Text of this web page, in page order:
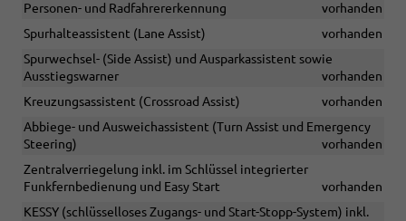
Personen- und Radfahrererkennung
vorhanden
Spurhalteassistent (Lane Assist)
vorhanden
Spurwechsel- (Side Assist) und Ausparkassistent sowie
Ausstiegswarner
vorhanden
Kreuzungsassistent (Crossroad Assist)
vorhanden
Abbiege- und Ausweichassistent (Turn Assist und Emergency
Steering)
vorhanden
Zentralverriegelung inkl. im Schlüssel integrierter
Funkfernbedienung und Easy Start
vorhanden
KESSY (schlüsselloses Zugangs- und Start-Stopp-System) inkl.